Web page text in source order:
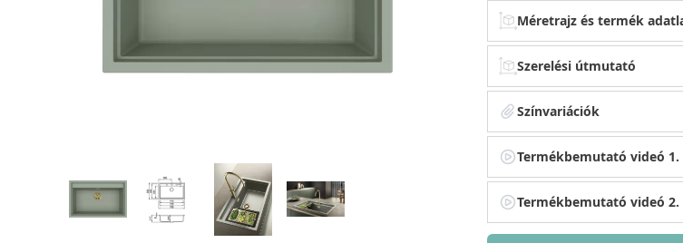
Méretrajz és termék
Szerelési útmutató
Színvariációk
Termékbemutató videó 1.
Termékbemutató videó 2.